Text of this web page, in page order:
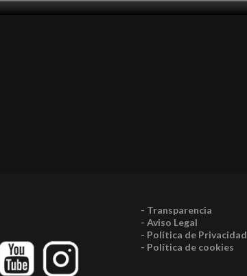
- Transparencia
- Aviso Legal
- Política de Privacidad
- Política de cookies